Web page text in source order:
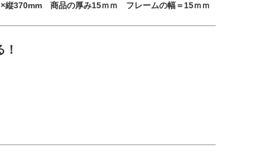
×縦370mm 商品の厚み15ｍｍ フレームの幅＝15ｍｍ